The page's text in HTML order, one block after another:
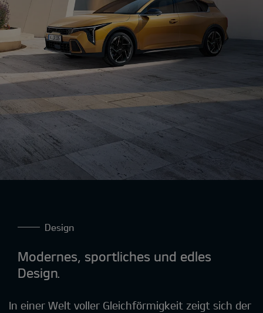
Design
Modernes, sportliches und edles
Design.
In einer Welt voller Gleichförmigkeit zeigt sich der